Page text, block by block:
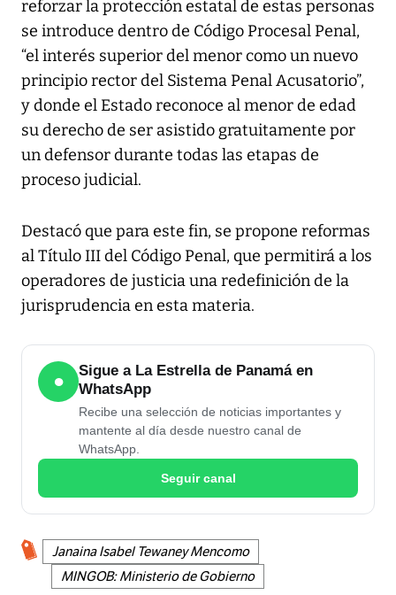
reforzar la protección estatal de estas personas
se introduce dentro de Código Procesal Penal,
“el interés superior del menor como un nuevo
principio rector del Sistema Penal Acusatorio”,
y donde el Estado reconoce al menor de edad
su derecho de ser asistido gratuitamente por
un defensor durante todas las etapas de
proceso judicial.
Destacó que para este fin, se propone reformas
al Título III del Código Penal, que permitirá a los
operadores de justicia una redefinición de la
jurisprudencia en esta materia.
●
Sigue a La Estrella de Panamá en
WhatsApp
Recibe una selección de noticias importantes y
mantente al día desde nuestro canal de
WhatsApp.
Seguir canal
Janaina Isabel Tewaney Mencomo
MINGOB: Ministerio de Gobierno